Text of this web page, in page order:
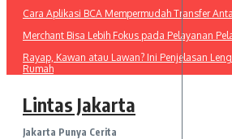
Cara Aplikasi BCA Mempermudah Transfer
Merchant Bisa Lebih Fokus pada Pelayanan
Rayap, Kawan atau Lawan? Ini Penjelasan
Rumah
Lintas Jakarta
Jakarta Punya Cerita